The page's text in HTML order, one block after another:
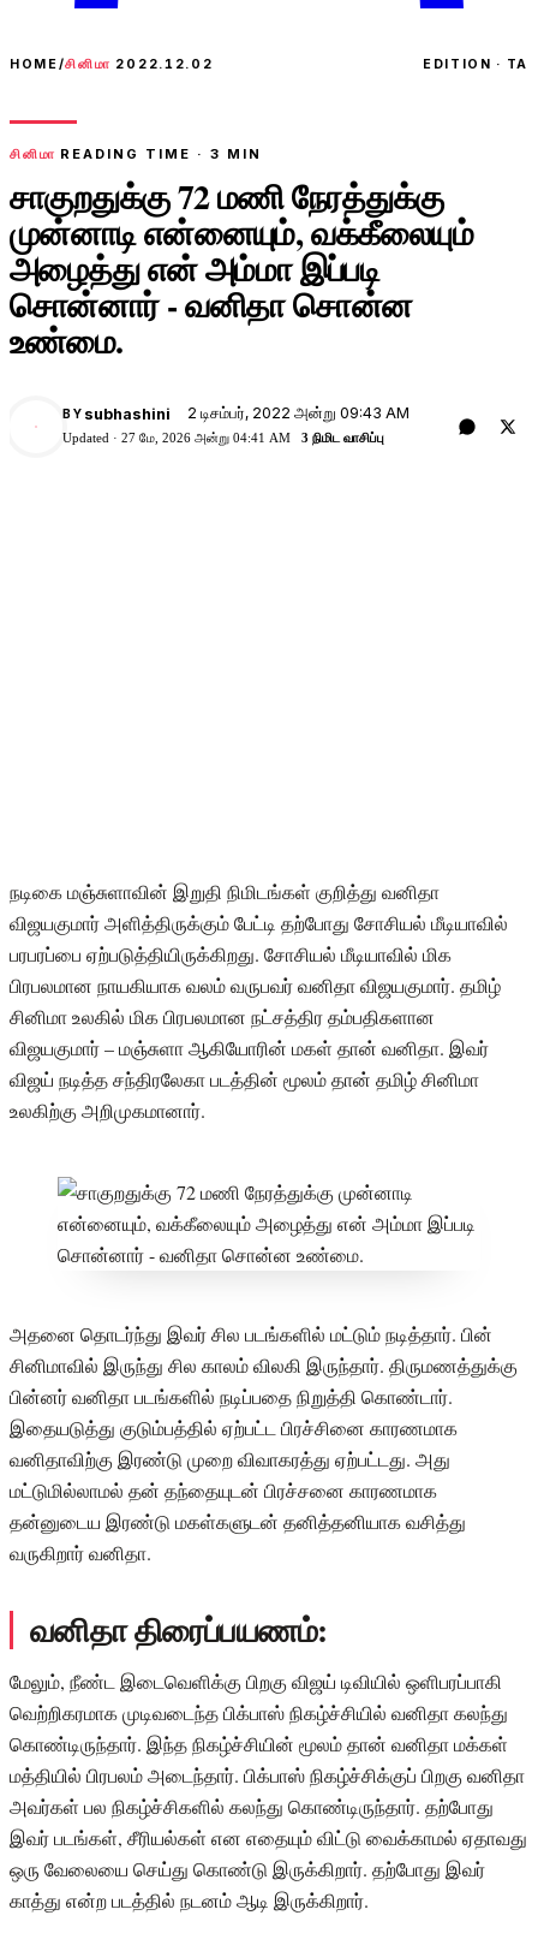
HOME/சினிமா 2022.12.02 EDITION · TA
சினிமா READING TIME · 3 MIN
சாகுறதுக்கு 72 மணி நேரத்துக்கு
முன்னாடி என்னையும், வக்கீலையும்
அழைத்து என் அம்மா இப்படி
சொன்னார் - வனிதா சொன்ன
உண்மை.
BY subhashini 2 டிசம்பர், 2022 அன்று 09:43 AM
Updated · 27 மே, 2026 அன்று 04:41 AM 3 நிமிட வாசிப்பு
நடிகை மஞ்சுளாவின் இறுதி நிமிடங்கள் குறித்து வனிதா
விஜயகுமார் அளித்திருக்கும் பேட்டி தற்போது சோசியல் மீடியாவில்
பரபரப்பை ஏற்படுத்தியிருக்கிறது. சோசியல் மீடியாவில் மிக
பிரபலமான நாயகியாக வலம் வருபவர் வனிதா விஜயகுமார். தமிழ்
சினிமா உலகில் மிக பிரபலமான நட்சத்திர தம்பதிகளான
விஜயகுமார் – மஞ்சுளா ஆகியோரின் மகள் தான் வனிதா. இவர்
விஜய் நடித்த சந்திரலேகா படத்தின் மூலம் தான் தமிழ் சினிமா
உலகிற்கு அறிமுகமானார்.
அதனை தொடர்ந்து இவர் சில படங்களில் மட்டும் நடித்தார். பின்
சினிமாவில் இருந்து சில காலம் விலகி இருந்தார். திருமணத்துக்கு
பின்னர் வனிதா படங்களில் நடிப்பதை நிறுத்தி கொண்டார்.
இதையடுத்து குடும்பத்தில் ஏற்பட்ட பிரச்சினை காரணமாக
வனிதாவிற்கு இரண்டு முறை விவாகரத்து ஏற்பட்டது. அது
மட்டுமில்லாமல் தன் தந்தையுடன் பிரச்சனை காரணமாக
தன்னுடைய இரண்டு மகள்களுடன் தனித்தனியாக வசித்து
வருகிறார் வனிதா.
வனிதா திரைப்பயணம்:
மேலும், நீண்ட இடைவெளிக்கு பிறகு விஜய் டிவியில் ஒளிபரப்பாகி
வெற்றிகரமாக முடிவடைந்த பிக்பாஸ் நிகழ்ச்சியில் வனிதா கலந்து
கொண்டிருந்தார். இந்த நிகழ்ச்சியின் மூலம் தான் வனிதா மக்கள்
மத்தியில் பிரபலம் அடைந்தார். பிக்பாஸ் நிகழ்ச்சிக்குப் பிறகு வனிதா
அவர்கள் பல நிகழ்ச்சிகளில் கலந்து கொண்டிருந்தார். தற்போது
இவர் படங்கள், சீரியல்கள் என எதையும் விட்டு வைக்காமல் ஏதாவது
ஒரு வேலையை செய்து கொண்டு இருக்கிறார். தற்போது இவர்
காத்து என்ற படத்தில் நடனம் ஆடி இருக்கிறார்.